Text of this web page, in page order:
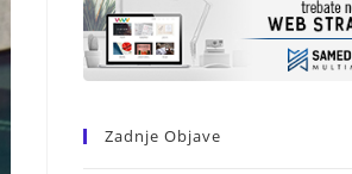
Zadnje Objave